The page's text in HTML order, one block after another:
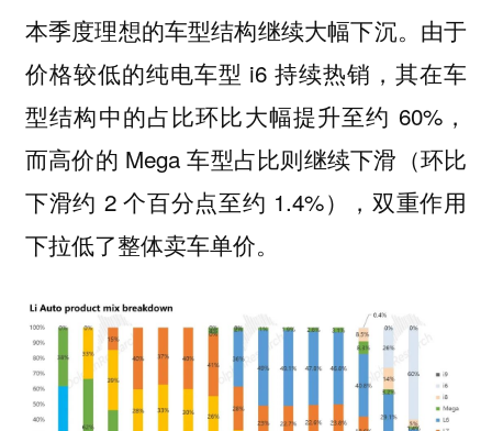
本季度理想的车型结构继续大幅下沉。由于
价格较低的纯电车型 i6 持续热销，其在车
型结构中的占比环比大幅提升至约 60%，
而高价的 Mega 车型占比则继续下滑（环比
下滑约 2 个百分点至约 1.4%），双重作用
下拉低了整体卖车单价。